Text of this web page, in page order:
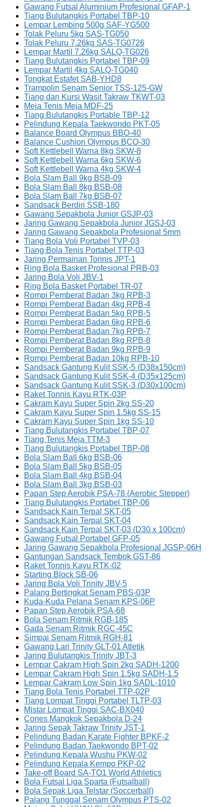
Gawang Futsal Aluminium Profesional GFAP-1
Tiang Bulutangkis Portabel TBP-10
Lempar Lembing 500g SAF-YG500
Tolak Peluru 5kg SAS-TG050
Tolak Peluru 7.26kg SAS-TG0726
Lempar Martil 7.26kg SALQ-TG026
Tiang Bulutangkis Portabel TBP-09
Lempar Martil 4kg SALQ-TG040
Tongkat Estafet SAB-YHD8
Trampolin Senam Senior TSS-125-GW
Tiang dan Kursi Wasit Takraw TKWT-03
Meja Tenis Meja MDF-25
Tiang Bulutangkis Portable TBP-12
Pelindung Kepala Taekwondo PKT-05
Balance Board Olympus BBO-40
Balance Cushion Olympus BCO-30
Soft Kettlebell Warna 8kg SKW-8
Soft Kettlebell Warna 6kg SKW-6
Soft Kettlebell Warna 4kg SKW-4
Bola Slam Ball 9kg BSB-09
Bola Slam Ball 8kg BSB-08
Bola Slam Ball 7kg BSB-07
Sandsack Berdiri SSB-180
Gawang Sepakbola Junior GSJP-03
Jaring Gawang Sepakbola Junior JGSJ-03
Jaring Gawang Sepakbola Profesional 5mm
Tiang Bola Voli Portabel TVP-03
Tiang Bola Tenis Portabel TTP-03
Jaring Permainan Tonnis JPT-1
Ring Bola Basket Profesional PRB-03
Jaring Bola Voli JBV-1
Ring Bola Basket Portabel TR-07
Rompi Pemberat Badan 3kg RPB-3
Rompi Pemberat Badan 4kg RPB-4
Rompi Pemberat Badan 5kg RPB-5
Rompi Pemberat Badan 6kg RPB-6
Rompi Pemberat Badan 7kg RPB-7
Rompi Pemberat Badan 8kg RPB-8
Rompi Pemberat Badan 9kg RPB-9
Rompi Pemberat Badan 10kg RPB-10
Sandsack Gantung Kulit SSK-5 (D38x150cm)
Sandsack Gantung Kulit SSK-4 (D35x125cm)
Sandsack Gantung Kulit SSK-3 (D30x100cm)
Raket Tonnis Kayu RTK-03P
Cakram Kayu Super Spin 2kg SS-20
Cakram Kayu Super Spin 1.5kg SS-15
Cakram Kayu Super Spin 1kg SS-10
Tiang Bulutangkis Portabel TBP-07
Tiang Tenis Meja TTM-3
Tiang Bulutangkis Portabel TBP-08
Bola Slam Ball 6kg BSB-06
Bola Slam Ball 5kg BSB-05
Bola Slam Ball 4kg BSB-04
Bola Slam Ball 3kg BSB-03
Papan Step Aerobik PSA-78 (Aerobic Stepper)
Tiang Bulutangkis Portabel TBP-06
Sandsack Kain Terpal SKT-05
Sandsack Kain Terpal SKT-04
Sandsack Kain Terpal SKT-03 (D30 x 100cm)
Gawang Futsal Portabel GFP-05
Jaring Gawang Sepakbola Profesional JGSP-06H
Gantungan Sandsack Tembok GST-86
Raket Tonnis Kayu RTK-02
Starting Block SB-06
Jaring Bola Voli Trinity JBV-5
Palang Bertingkat Senam PBS-03P
Kuda-Kuda Pelana Senam KPS-06P
Papan Step Aerobik PSA-68
Bola Senam Ritmik RGB-185
Gada Senam Ritmik RGC-45C
Simpai Senam Ritmik RGH-81
Gawang Lari Trinity GLT-01 Atletik
Jaring Bulutangkis Trinity JBT-3
Lempar Cakram High Spin 2kg SADH-1200
Lempar Cakram High Spin 1.5kg SADH-1.5
Lempar Cakram Low Spin 1kg SADL-1010
Tiang Bola Tenis Portabel TTP-02P
Tiang Lompat Tinggi Portabel TLTP-03
Mistar Lompat Tinggi SAC-BX040
Cones Mangkok Sepakbola D-24
Jaring Sepak Takraw Trinity JST-1
Pelindung Badan Karate Fighter BPKF-2
Pelindung Badan Taekwondo BPT-02
Pelindung Kepala Wushu PKW-02
Pelindung Kepala Kempo PKP-02
Take-off Board SA-TO1 World Athletics
Bola Futsal Liga Sparta (Futsalball)
Bola Sepak Liga Telstar (Soccerball)
Palang Tunggal Senam Olympus PTS-02